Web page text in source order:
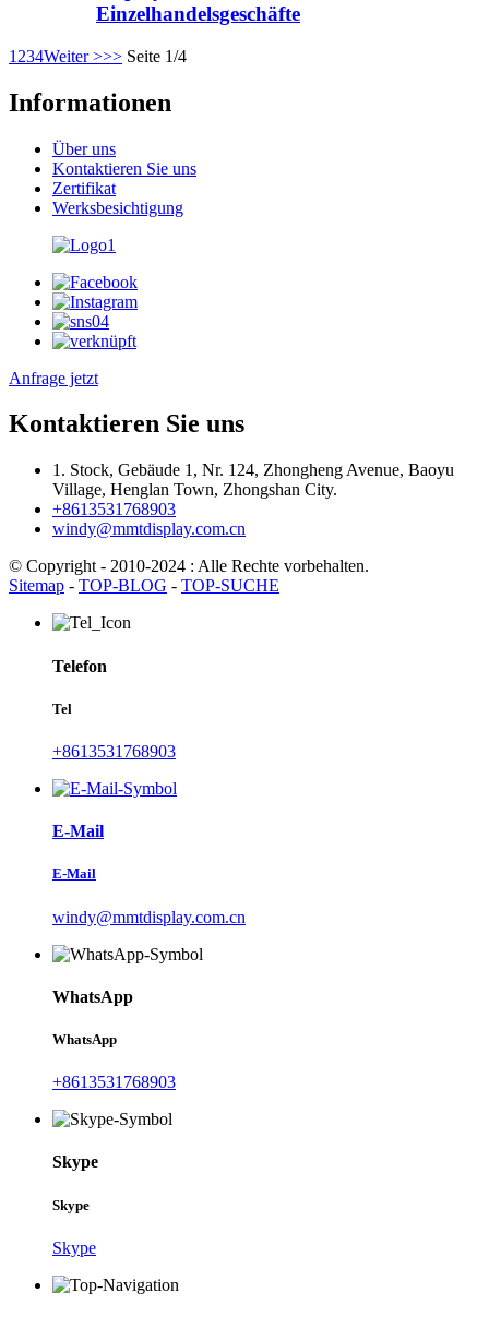
Einzelhandelsgeschäfte
1 234Weiter >>> Seite 1/4
Informationen
Über uns
Kontaktieren Sie uns
Zertifikat
Werksbesichtigung
Anfrage jetzt
Kontaktieren Sie uns
1. Stock, Gebäude 1, Nr. 124, Zhongheng Avenue, Baoyu
Village, Henglan Town, Zhongshan City.
+8613531768903
windy@mmtdisplay.com.cn
© Copyright - 2010-2024 : Alle Rechte vorbehalten.
Sitemap - TOP-BLOG - TOP-SUCHE
Telefon
Tel
+8613531768903
E-Mail
E-Mail
windy@mmtdisplay.com.cn
WhatsApp
WhatsApp
+8613531768903
Skype
Skype
Skype